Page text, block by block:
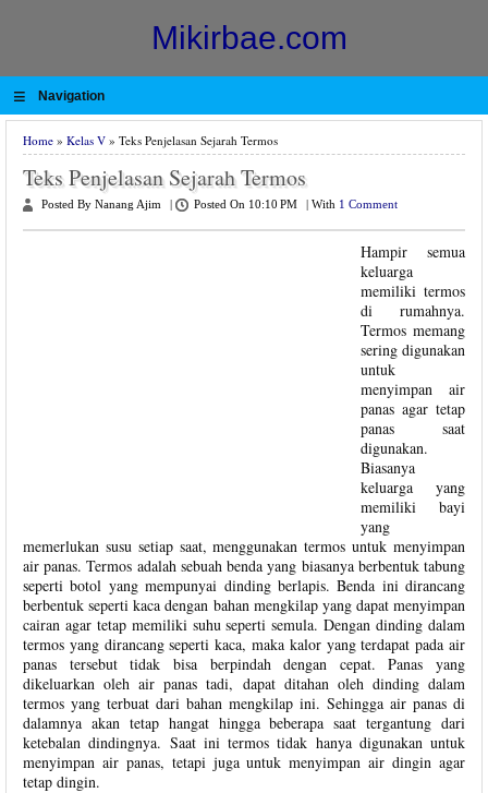
Mikirbae.com
≡ Navigation
Home » Kelas V » Teks Penjelasan Sejarah Termos
Teks Penjelasan Sejarah Termos
Posted By Nanang Ajim Posted On 10:10 PM With 1 Comment
Hampir semua
keluarga
memiliki termos
di rumahnya.
Termos memang
sering digunakan
untuk
menyimpan air
panas agar tetap
panas saat
digunakan.
Biasanya
keluarga yang
memiliki bayi
yang
memerlukan susu setiap saat, menggunakan termos untuk menyimpan
air panas. Termos adalah sebuah benda yang biasanya berbentuk tabung
seperti botol yang mempunyai dinding berlapis. Benda ini dirancang
berbentuk seperti kaca dengan bahan mengkilap yang dapat menyimpan
cairan agar tetap memiliki suhu seperti semula. Dengan dinding dalam
termos yang dirancang seperti kaca, maka kalor yang terdapat pada air
panas tersebut tidak bisa berpindah dengan cepat. Panas yang
dikeluarkan oleh air panas tadi, dapat ditahan oleh dinding dalam
termos yang terbuat dari bahan mengkilap ini. Sehingga air panas di
dalamnya akan tetap hangat hingga beberapa saat tergantung dari
ketebalan dindingnya. Saat ini termos tidak hanya digunakan untuk
menyimpan air panas, tetapi juga untuk menyimpan air dingin agar
tetap dingin.